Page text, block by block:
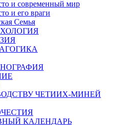
и современный мир
и его враги
Семья
ЧЕТИИХ-МИНЕЙ
КАЛЕНДАРЬ